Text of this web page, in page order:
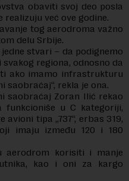
obaviti svoj deo posla
već ove godine.
tog aerodroma važno
delu Srbije.
stvari – da podignemo
regiona, odnosno da
ako imamo infrastrukturu
saobraćaj“, rekla je ona.
saobraćaj Zoran Ilić rekao
u C kategoriji,
tipa „737“, erbas 319,
imaju između 120 i 180
aerodrom korisiti i manje
kao i oni za kargo